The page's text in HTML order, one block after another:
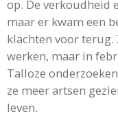
op. De verkoudheid
maar er kwam een
klachten voor
werken, maar in
Talloze
ze meer artsen
leven.